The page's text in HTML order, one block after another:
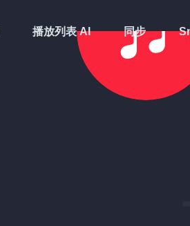
播放列表 AI 同步